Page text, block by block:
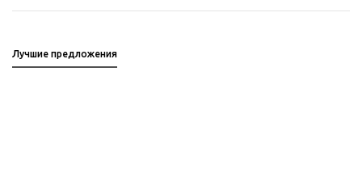
Лучшие предложения